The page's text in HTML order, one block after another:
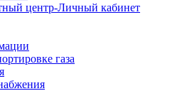
центр-Личный кабинет
газа